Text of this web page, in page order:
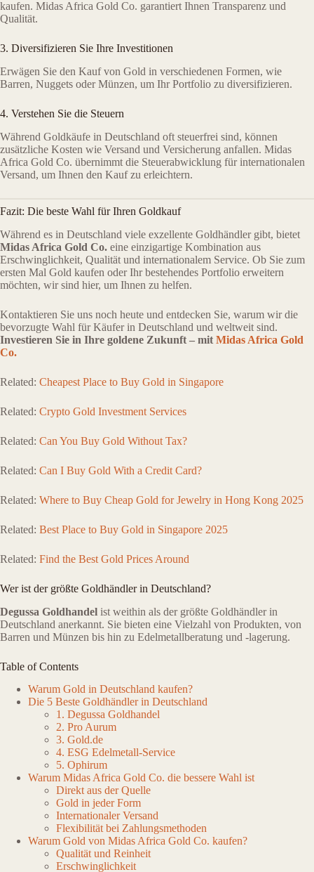
kaufen. Midas Africa Gold Co. garantiert Ihnen Transparenz und
Qualität.
3. Diversifizieren Sie Ihre Investitionen
Erwägen Sie den Kauf von Gold in verschiedenen Formen, wie
Barren, Nuggets oder Münzen, um Ihr Portfolio zu diversifizieren.
4. Verstehen Sie die Steuern
Während Goldkäufe in Deutschland oft steuerfrei sind, können
zusätzliche Kosten wie Versand und Versicherung anfallen. Midas
Africa Gold Co. übernimmt die Steuerabwicklung für internationalen
Versand, um Ihnen den Kauf zu erleichtern.
Fazit: Die beste Wahl für Ihren Goldkauf
Während es in Deutschland viele exzellente Goldhändler gibt, bietet
Midas Africa Gold Co. eine einzigartige Kombination aus
Erschwinglichkeit, Qualität und internationalem Service. Ob Sie zum
ersten Mal Gold kaufen oder Ihr bestehendes Portfolio erweitern
möchten, wir sind hier, um Ihnen zu helfen.
Kontaktieren Sie uns noch heute und entdecken Sie, warum wir die
bevorzugte Wahl für Käufer in Deutschland und weltweit sind.
Investieren Sie in Ihre goldene Zukunft – mit Midas Africa Gold
Co.
Related: Cheapest Place to Buy Gold in Singapore
Related: Crypto Gold Investment Services
Related: Can You Buy Gold Without Tax?
Related: Can I Buy Gold With a Credit Card?
Related: Where to Buy Cheap Gold for Jewelry in Hong Kong 2025
Related: Best Place to Buy Gold in Singapore 2025
Related: Find the Best Gold Prices Around
Wer ist der größte Goldhändler in Deutschland?
Degussa Goldhandel ist weithin als der größte Goldhändler in
Deutschland anerkannt. Sie bieten eine Vielzahl von Produkten, von
Barren und Münzen bis hin zu Edelmetallberatung und -lagerung.
Table of Contents
Warum Gold in Deutschland kaufen?
Die 5 Beste Goldhändler in Deutschland
1. Degussa Goldhandel
2. Pro Aurum
3. Gold.de
4. ESG Edelmetall-Service
5. Ophirum
Warum Midas Africa Gold Co. die bessere Wahl ist
Direkt aus der Quelle
Gold in jeder Form
Internationaler Versand
Flexibilität bei Zahlungsmethoden
Warum Gold von Midas Africa Gold Co. kaufen?
Qualität und Reinheit
Erschwinglichkeit